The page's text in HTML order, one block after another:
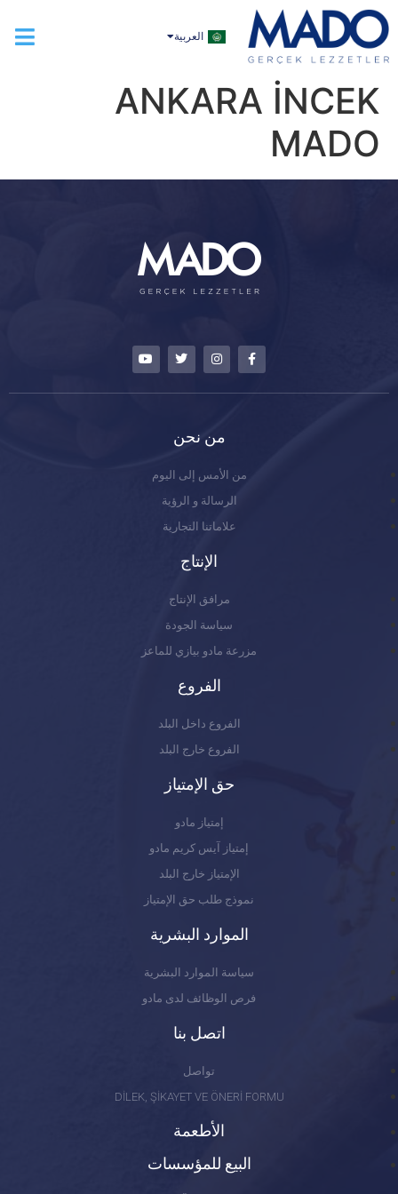
العربية
ENGLISH
ANKARA İNCEK
MADO
من نحن
من الأمس إلى اليوم
الرسالة و الرؤية
علاماتنا التجارية
الإنتاج
مرافق الإنتاج
سياسة الجودة
مزرعة مادو بيازي للماعز
الفروع
الفروع داخل البلد
الفروع خارج البلد
حق الإمتياز
إمتياز مادو
إمتياز آيس كريم مادو
الإمتياز خارج البلد
نموذج طلب حق الإمتياز
الموارد البشرية
سياسة الموارد البشرية
فرص الوظائف لدى مادو
اتصل بنا
تواصل
DİLEK, ŞİKAYET VE ÖNERİ FORMU
الأطعمة
البيع للمؤسسات